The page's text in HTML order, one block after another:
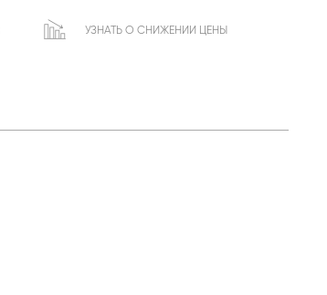
УЗНАТЬ О СНИЖЕНИИ ЦЕНЫ